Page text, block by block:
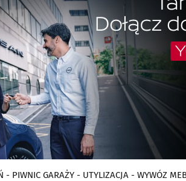
- PIWNIC GARAŻY - UTYLIZACJA - WYWÓZ